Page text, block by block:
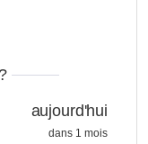
?
aujourd'hui
dans 1 mois